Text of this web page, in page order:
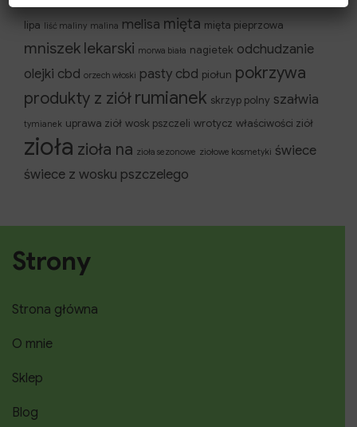
lipa liść maliny malina melisa mięta mięta pieprzowa
mniszek lekarski morwa biała nagietek odchudzanie
olejki cbd orzech włoski pasty cbd piołun pokrzywa
produkty z ziół rumianek skrzyp polny szałwia
tymianek uprawa ziół wosk pszczeli wrotycz właściwości ziół
zioła zioła na zioła sezonowe ziołowe kosmetyki świece
świece z wosku pszczelego
Strony
Strona główna
O mnie
Sklep
Blog